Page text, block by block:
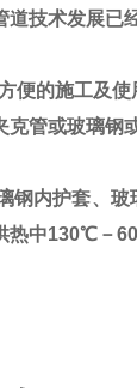
技术发展已
便的施工及
克管或玻璃钢
钢内护套、
热中130℃ －